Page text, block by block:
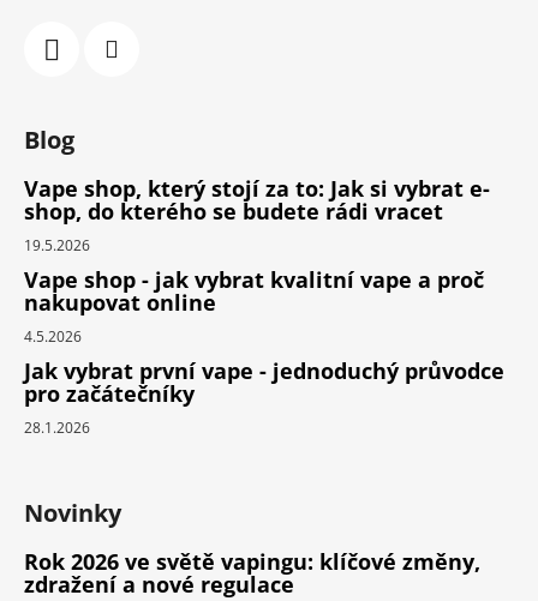
Blog
Vape shop, který stojí za to: Jak si vybrat e-
shop, do kterého se budete rádi vracet
19.5.2026
Vape shop - jak vybrat kvalitní vape a proč
nakupovat online
4.5.2026
Jak vybrat první vape - jednoduchý průvodce
pro začátečníky
28.1.2026
Novinky
Rok 2026 ve světě vapingu: klíčové změny,
zdražení a nové regulace